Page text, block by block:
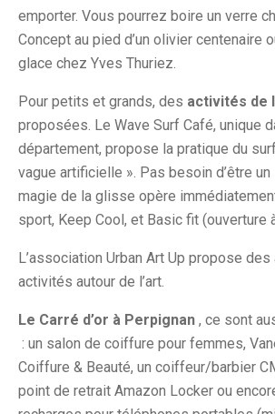
emporter. Vous pourrez boire un verre
Concept au pied d’un olivier centenaire
glace chez Yves Thuriez.
Pour petits et grands, des activités de
proposées. Le Wave Surf Café, unique
département, propose la pratique du
vague artificielle ». Pas besoin d’être
magie de la glisse opère
sport, Keep Cool, et Basic fit (ouverture
L’association Urban Art Up propose
activités autour de l’art.
Le Carré d’or à Perpignan , ce sont
: un salon de coiffure pour femmes,
Coiffure & Beauté, un coiffeur/barbier
point de retrait Amazon Locker ou